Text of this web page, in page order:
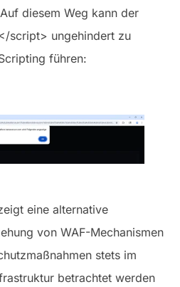
diesem Weg kann der
script> ungehindert zu
führen:
eine alternative
von WAF-Mechanismen
stets im
betrachtet werden